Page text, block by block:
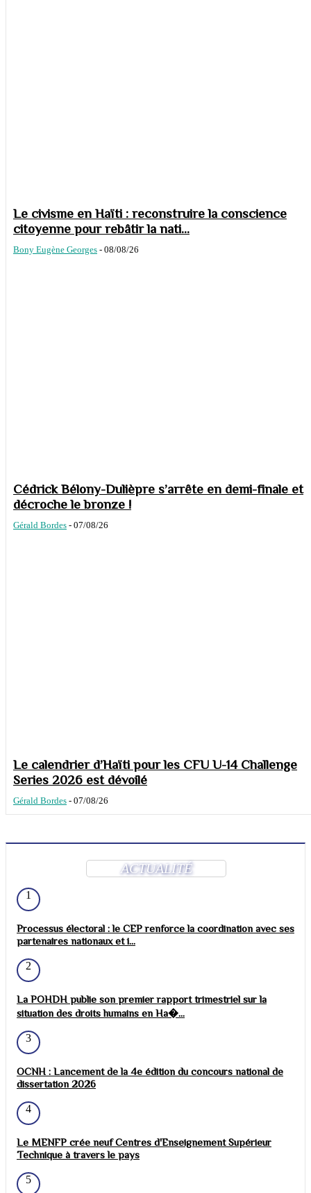
Le civisme en Haïti : reconstruire la conscience
citoyenne pour rebâtir la nati...
Bony Eugène Georges - 08/08/26
Cédrick Bélony-Dulièpre s’arrête en demi-finale et
décroche le bronze !
Gérald Bordes - 07/08/26
Le calendrier d’Haïti pour les CFU U-14 Challenge
Series 2026 est dévoilé
Gérald Bordes - 07/08/26
ACTUALITÉ
1
Processus électoral : le CEP renforce la coordination avec ses
partenaires nationaux et i...
2
La POHDH publie son premier rapport trimestriel sur la
situation des droits humains en Ha�...
3
OCNH : Lancement de la 4e édition du concours national de
dissertation 2026
4
Le MENFP crée neuf Centres d'Enseignement Supérieur
Technique à travers le pays
5